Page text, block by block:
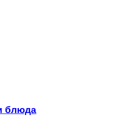
блюда